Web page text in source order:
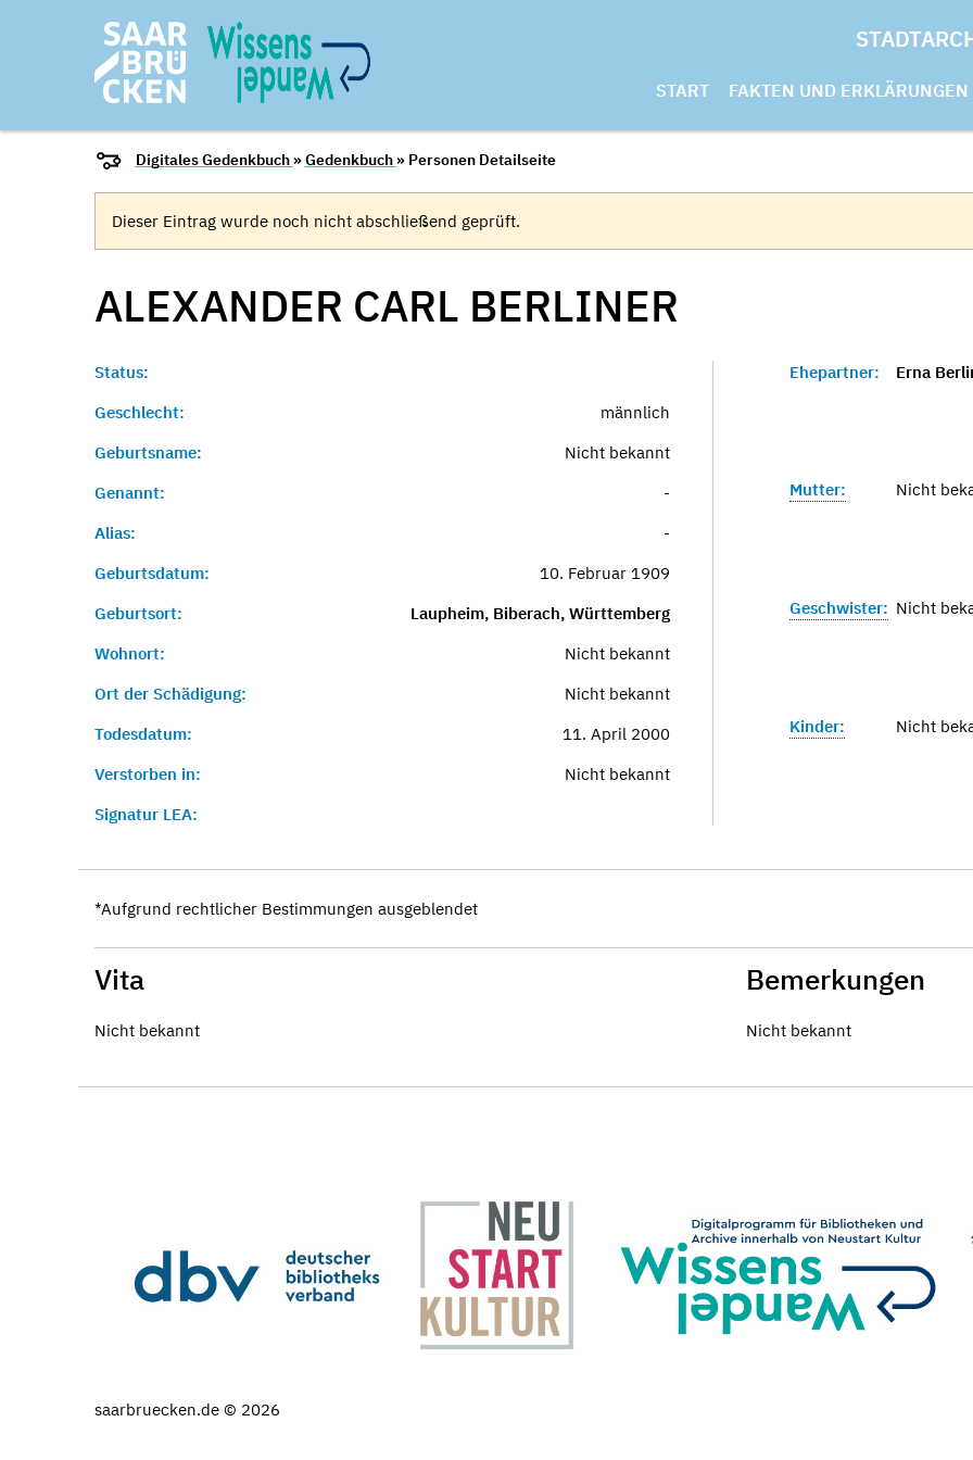
START FAKTEN UND ERKLÄRUNGEN
Digitales Gedenkbuch »Gedenkbuch » Personen Detailseite
Dieser Eintrag wurde noch nicht abschließend geprüft.
ALEXANDER CARL BERLINER
Status:
Geschlecht:
männlich
Geburtsname:
Nicht bekannt
Genannt:
-
Alias:
-
Geburtsdatum:
10. Februar 1909
Geburtsort:
Laupheim, Biberach, Württemberg
Wohnort:
Nicht bekannt
Ort der Schädigung:
Nicht bekannt
Todesdatum:
11. April 2000
Verstorben in:
Nicht bekannt
Signatur LEA:
Ehepartner: Erna
Mutter: Nicht
Geschwister: Nicht
Kinder: Nicht
*Aufgrund rechtlicher Bestimmungen ausgeblendet
Vita
Nicht bekannt
Bemerkungen
Nicht bekannt
saarbruecken.de © 2026